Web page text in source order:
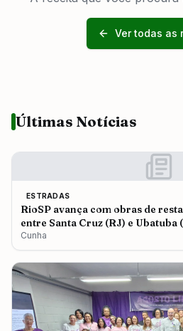
Ver todas as
Últimas Notícias
ESTRADAS
RioSP avança com obras de
entre Santa Cruz (RJ) e Ubatuba
Cunha